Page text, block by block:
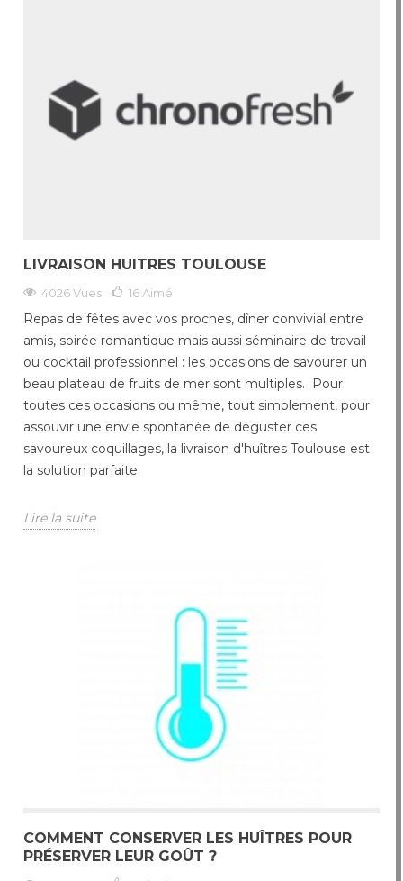
LIVRAISON HUITRES TOULOUSE
4026 Vues 16 Aimé
Repas de fêtes avec vos proches, dîner convivial entre
amis, soirée romantique mais aussi séminaire de travail
ou cocktail professionnel : les occasions de savourer un
beau plateau de fruits de mer sont multiples. Pour
toutes ces occasions ou même, tout simplement, pour
assouvir une envie spontanée de déguster ces
savoureux coquillages, la livraison d'huîtres Toulouse est
la solution parfaite.
Lire la suite
COMMENT CONSERVER LES HUÎTRES POUR
PRÉSERVER LEUR GOÛT ?